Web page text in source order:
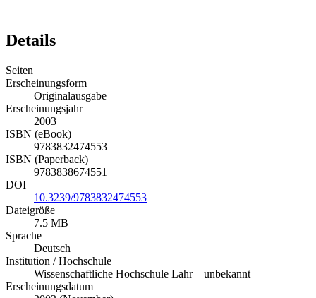
Details
Seiten
Erscheinungsform
Originalausgabe
Erscheinungsjahr
2003
ISBN (eBook)
9783832474553
ISBN (Paperback)
9783838674551
DOI
10.3239/9783832474553
Dateigröße
7.5 MB
Sprache
Deutsch
Institution / Hochschule
Wissenschaftliche Hochschule Lahr – unbekannt
Erscheinungsdatum